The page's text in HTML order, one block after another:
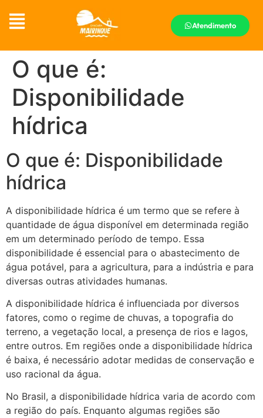
Atendimento
O que é:
Disponibilidade
hídrica
O que é: Disponibilidade
hídrica
A disponibilidade hídrica é um termo que se refere à
quantidade de água disponível em determinada região
em um determinado período de tempo. Essa
disponibilidade é essencial para o abastecimento de
água potável, para a agricultura, para a indústria e para
diversas outras atividades humanas.
A disponibilidade hídrica é influenciada por diversos
fatores, como o regime de chuvas, a topografia do
terreno, a vegetação local, a presença de rios e lagos,
entre outros. Em regiões onde a disponibilidade hídrica
é baixa, é necessário adotar medidas de conservação e
uso racional da água.
No Brasil, a disponibilidade hídrica varia de acordo com
a região do país. Enquanto algumas regiões são